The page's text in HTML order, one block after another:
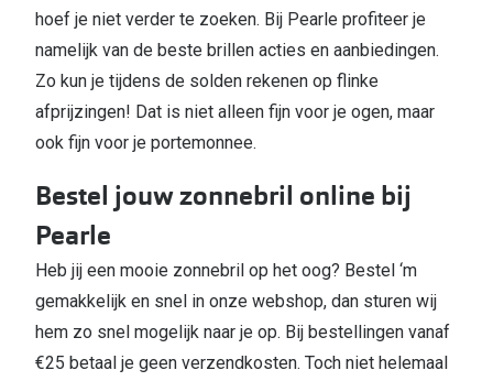
hoef je niet verder te zoeken. Bij Pearle profiteer je
namelijk van de beste brillen acties en aanbiedingen.
Zo kun je tijdens de solden rekenen op flinke
afprijzingen! Dat is niet alleen fijn voor je ogen, maar
ook fijn voor je portemonnee.
Bestel jouw zonnebril online bij
Pearle
Heb jij een mooie zonnebril op het oog? Bestel ‘m
gemakkelijk en snel in onze webshop, dan sturen wij
hem zo snel mogelijk naar je op. Bij bestellingen vanaf
€25 betaal je geen verzendkosten. Toch niet helemaal